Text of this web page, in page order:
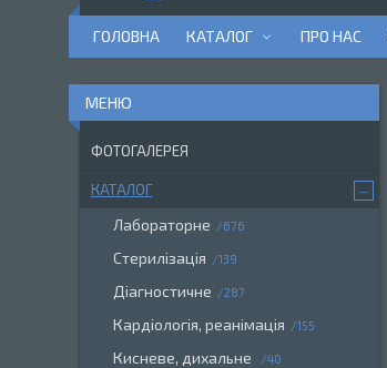
ГОЛОВНА КАТАЛОГ ПРО НАС
ФОТОГАЛЕРЕЯ
КАТАЛОГ
Лабораторне 676
Стерилізація 139
Діагностичне 287
Кардіологія, реанімація 155
Кисневе, дихальне 40